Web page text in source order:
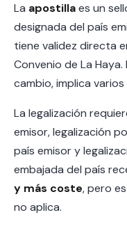
La apostillaes un
designada del país
tiene validez directa
Convenio de La Haya.
cambio, implica
La legalización
emisor, legalización
país emisor y
embajada del país
y más coste, pero
no aplica.